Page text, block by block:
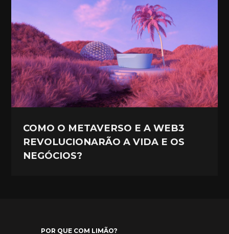
COMO O METAVERSO E A WEB3
REVOLUCIONARÃO A VIDA E OS
NEGÓCIOS?
POR QUE COM LIMÃO?